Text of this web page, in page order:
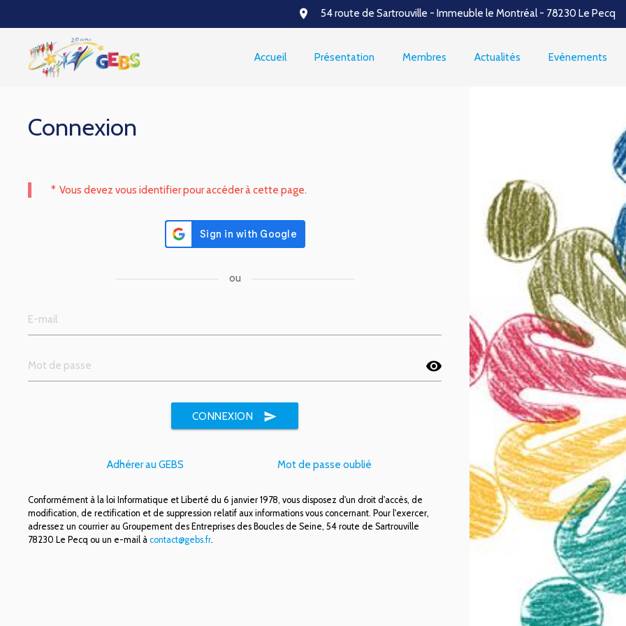
place 54 route de Sartrouville - Immeuble le Montréal - 78230 Le Pecq
Accueil Présentation Membres Actualités Evénements
Connexion
* Vous devez vous identifier pour accéder à cette page.
ou
visibility
CONNEXION send
Adhérer au GEBS Mot de passe oublié
Conformément à la loi Informatique et Liberté du 6 janvier 1978, vous disposez d'un droit d'accès, de
modification, de rectification et de suppression relatif aux informations vous concernant. Pour l'exercer,
adressez un courrier au Groupement des Entreprises des Boucles de Seine, 54 route de Sartrouville
78230 Le Pecq ou un e-mail à contact@gebs.fr.